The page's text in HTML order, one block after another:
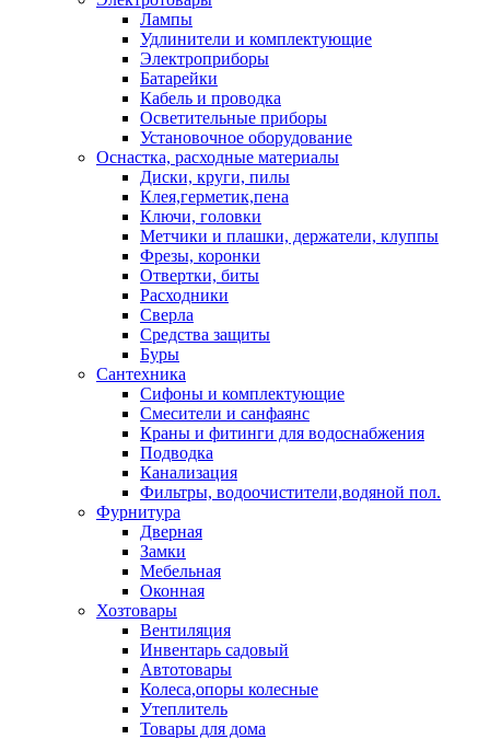
Лампы
Удлинители и комплектующие
Электроприборы
Батарейки
Кабель и проводка
Осветительные приборы
Установочное оборудование
Оснастка, расходные материалы
Диски, круги, пилы
Клея,герметик,пена
Ключи, головки
Метчики и плашки, держатели, клуппы
Фрезы, коронки
Отвертки, биты
Расходники
Сверла
Средства защиты
Буры
Сантехника
Сифоны и комплектующие
Смесители и санфаянс
Краны и фитинги для водоснабжения
Подводка
Канализация
Фильтры, водоочистители,водяной пол.
Фурнитура
Дверная
Замки
Мебельная
Оконная
Хозтовары
Вентиляция
Инвентарь садовый
Автотовары
Колеса,опоры колесные
Утеплитель
Товары для дома